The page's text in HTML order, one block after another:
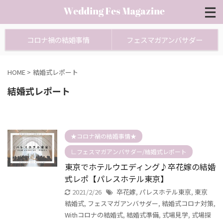
コロナ禍の結婚事情 フェスマガアンバサダー
HOME > 結婚式レポート
結婚式レポート
★コロナ禍の結婚事情★
∟フェスマガアンバサダー/結婚式レポート
東京でホテルウエディング♪卒花嫁の結婚
式レポ【パレスホテル東京】
2021/2/26 卒花嫁, パレスホテル東京, 東京
結婚式, フェスマガアンバサダー, 結婚式コロナ対策,
Withコロナの結婚式, 結婚式準備, 式場見学, 式場探